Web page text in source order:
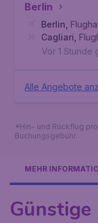
Berlin
Berlin
Cagliari
Vor 1 Stunde
Alle Angebote
*Hin- und Rückflug
Buchungsgebühr.
MEHR